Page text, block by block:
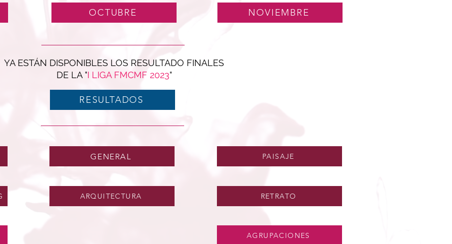
OCTUBRE NOVIEMBRE
YA ESTÁN DISPONIBLES LOS RESULTADO FINALES
DE LA "I LIGA FMCMF 2023"
RESULTADOS
GENERAL
ARQUITECTURA
PAISAJE
RETRATO
AGRUPACIONES